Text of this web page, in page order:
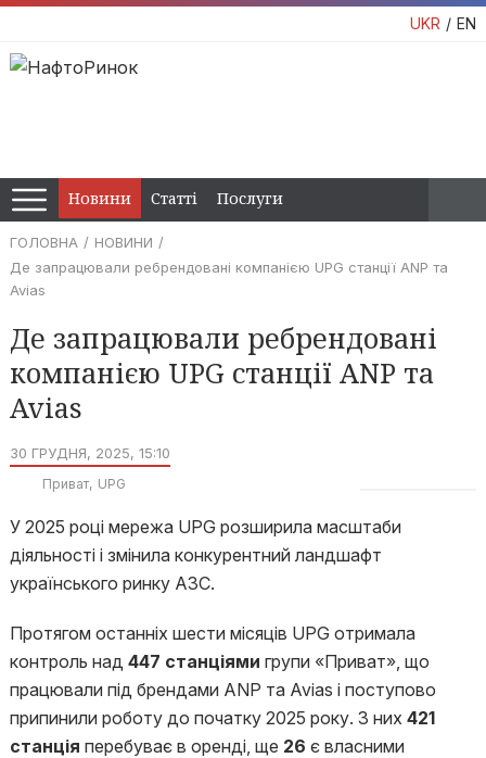
UKR EN
Новини Статті Послуги
ГОЛОВНА
НОВИНИ
Де запрацювали ребрендовані компанією UPG станції ANP та
Avias
Де запрацювали ребрендовані
компанією UPG станції ANP та
Avias
30 ГРУДНЯ, 2025, 15:10
Приват UPG
У 2025 році мережа UPG розширила масштаби
діяльності і змінила конкурентний ландшафт
українського ринку АЗС.
Протягом останніх шести місяців UPG отримала
контроль над 447 станціями групи «Приват», що
працювали під брендами ANP та Avias і поступово
припинили роботу до початку 2025 року. З них 421
станція перебуває в оренді, ще 26 є власними